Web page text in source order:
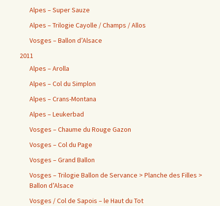
Alpes – Super Sauze
Alpes – Trilogie Cayolle / Champs / Allos
Vosges – Ballon d’Alsace
2011
Alpes – Arolla
Alpes – Col du Simplon
Alpes – Crans-Montana
Alpes – Leukerbad
Vosges – Chaume du Rouge Gazon
Vosges – Col du Page
Vosges – Grand Ballon
Vosges – Trilogie Ballon de Servance > Planche des Filles >
Ballon d’Alsace
Vosges / Col de Sapois – le Haut du Tot